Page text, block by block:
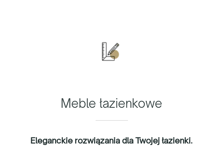
Meble łazienkowe
Eleganckie rozwiązania dla Twojej łazienki.